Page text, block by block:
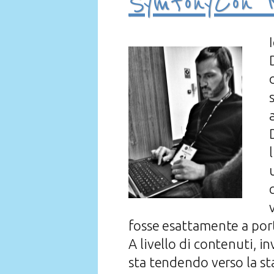
fosse esattamente a
A livello di contenuti,
sta tendendo verso la